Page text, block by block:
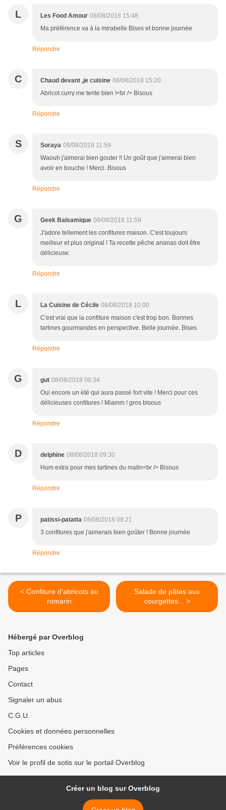
L Les Food Amour 08/08/2018 15:48
Ma préférence va à la mirabelle Bises et bonne journée
Répondre
C Chaud devant ,je cuisine 08/08/2018 15:20
Abricot curry me tente bien !<br /> Bisous
Répondre
S Soraya 08/08/2018 11:59
Waouh j'aimerai bien gouter !! Un goût que j'aimerai bien
avoir en bouche ! Merci. Bisous
Répondre
G Geek Balsamique 08/08/2018 11:59
J'adore tellement les confitures maison. C'est toujours
meilleur et plus original ! Ta recette pêche ananas doit être
délicieuse.
Répondre
L La Cuisine de Cécile 08/08/2018 10:00
C'est vrai que la confiture maison c'est trop bon. Bonnes
tartines gourmandes en perspective. Belle journée. Bises
Répondre
G gut 08/08/2018 09:34
Oui encore un été qui aura passé fort vite ! Merci pour ces
délicieuses confitures ! Miamm ! gros bisous
Répondre
D delphine 08/08/2018 09:30
Hum extra pour mes tartines du matin<br /> Bisous
Répondre
P patissi-patatta 08/08/2018 08:21
3 confitures que j'aimerais bien goûter ! Bonne journée
Répondre
< Confiture d'abricots au
romarin
Salade de pâtes aux
courgettes... >
Hébergé par Overblog
Top articles
Pages
Contact
Signaler un abus
C.G.U.
Cookies et données personnelles
Préférences cookies
Voir le profil de sotis sur le portail Overblog
Créer un blog sur Overblog